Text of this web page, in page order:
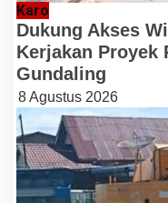
Karo
Dukung Akses
Kerjakan Proyek
Gundaling
8 Agustus 2026